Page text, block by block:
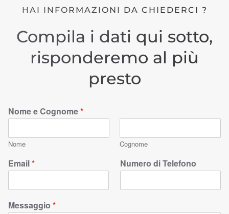
HAI INFORMAZIONI DA CHIEDERCI ?
Compila i dati qui sotto,
risponderemo al più
presto
Nome e Cognome*
Nome Cognome
Email* Numero di Telefono
Messaggio *